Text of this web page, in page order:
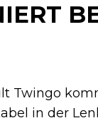
Twingo
in der